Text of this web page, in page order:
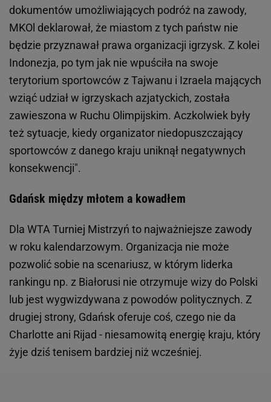
dokumentów umożliwiających podróż na zawody,
MKOl deklarował, że miastom z tych państw nie
będzie przyznawał prawa organizacji igrzysk. Z kolei
Indonezja, po tym jak nie wpuściła na swoje
terytorium sportowców z Tajwanu i Izraela mających
wziąć udział w igrzyskach azjatyckich, została
zawieszona w Ruchu Olimpijskim. Aczkolwiek były
też sytuacje, kiedy organizator niedopuszczający
sportowców z danego kraju uniknął negatywnych
konsekwencji".
Gdańsk między młotem a kowadłem
Dla WTA Turniej Mistrzyń to najważniejsze zawody
w roku kalendarzowym. Organizacja nie może
pozwolić sobie na scenariusz, w którym liderka
rankingu np. z Białorusi nie otrzymuje wizy do Polski
lub jest wygwizdywana z powodów politycznych. Z
drugiej strony, Gdańsk oferuje coś, czego nie da
Charlotte ani Rijad - niesamowitą energię kraju, który
żyje dziś tenisem bardziej niż wcześniej.